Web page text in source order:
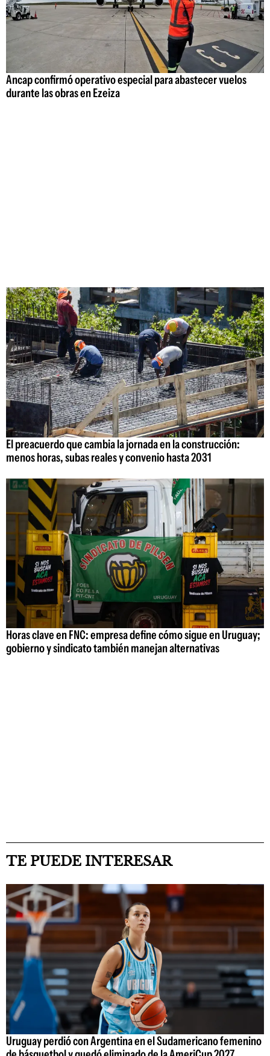
Ancap confirmó operativo especial para abastecer vuelos
durante las obras en Ezeiza
El preacuerdo que cambia la jornada en la construcción:
menos horas, subas reales y convenio hasta 2031
Horas clave en FNC: empresa define cómo sigue en Uruguay;
gobierno y sindicato también manejan alternativas
TE PUEDE INTERESAR
Uruguay perdió con Argentina en el Sudamericano femenino